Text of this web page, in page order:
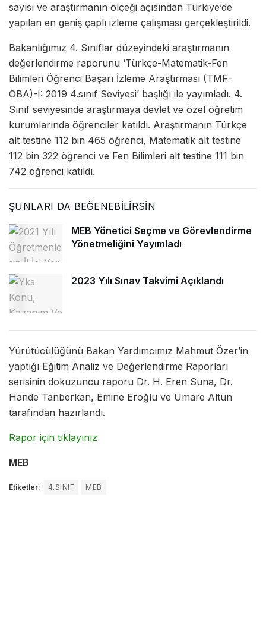
sayısı ve araştırmanın ölçeği açısından Türkiye’de
yapılan en geniş çaplı izleme çalışması gerçekleştirildi.
Bakanlığımız 4. Sınıflar düzeyindeki araştırmanın
değerlendirme raporunu ‘Türkçe-Matematik-Fen
Bilimleri Öğrenci Başarı İzleme Araştırması (TMF-
ÖBA)-I: 2019 4.sınıf Seviyesi’ başlığı ile yayımladı. 4.
Sınıf seviyesinde araştırmaya devlet ve özel öğretim
kurumlarında öğrenciler katıldı. Araştırmanın Türkçe
alt testine 112 bin 465 öğrenci, Matematik alt testine
112 bin 322 öğrenci ve Fen Bilimleri alt testine 111 bin
742 öğrenci katıldı.
ŞUNLARI DA BEĞENEBILIRSIN
MEB Yönetici Seçme ve Görevlendirme
Yönetmeliğini Yayımladı
2023 Yılı Sınav Takvimi Açıklandı
Yürütücülüğünü Bakan Yardımcımız Mahmut Özer’in
yaptığı Eğitim Analiz ve Değerlendirme Raporları
serisinin dokuzuncu raporu Dr. H. Eren Suna, Dr.
Hande Tanberkan, Emine Eroğlu ve Ümare Altun
tarafından hazırlandı.
Rapor için tıklayınız
MEB
Etiketler: 4.SINIF MEB